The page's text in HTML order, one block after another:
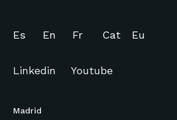
Madrid
Es En Fr Cat Eu
Linkedin Youtube